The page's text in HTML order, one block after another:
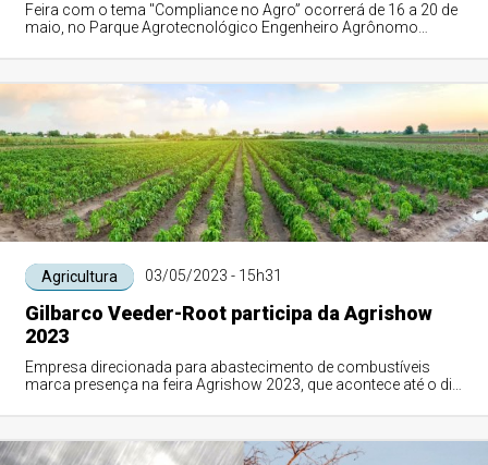
Feira com o tema "Compliance no Agro” ocorrerá de 16 a 20 de
maio, no Parque Agrotecnológico Engenheiro Agrônomo
Agricultura 03/05/2023 - 15h31
Gilbarco Veeder-Root participa da Agrishow
2023
Empresa direcionada para abastecimento de combustíveis
marca presença na feira Agrishow 2023, que acontece até o dia